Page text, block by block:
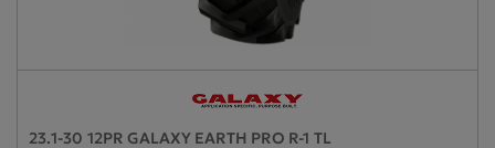
23.1-30 12PR GALAXY EARTH PRO R-1 TL